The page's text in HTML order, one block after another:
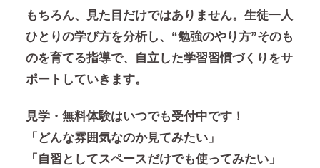
もちろん、見た目だけではありません。生徒一人
ひとりの学び方を分析し、“勉強のやり方”そのも
のを育てる指導で、自立した学習習慣づくりをサ
ポートしていきます。
見学・無料体験はいつでも受付中です！
「どんな雰囲気なのか見てみたい」
「自習としてスペースだけでも使ってみたい」